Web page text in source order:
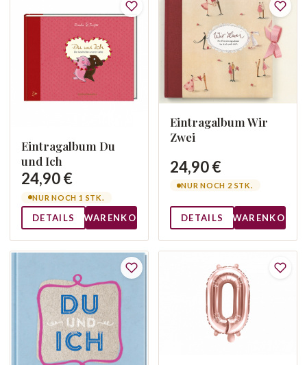
Eintragalbum Du
und Ich
24,90 €
NUR NOCH 1 STK.
DETAILS WARENKORB
Eintragalbum Wir
Zwei
24,90 €
NUR NOCH 2 STK.
DETAILS WARENKORB